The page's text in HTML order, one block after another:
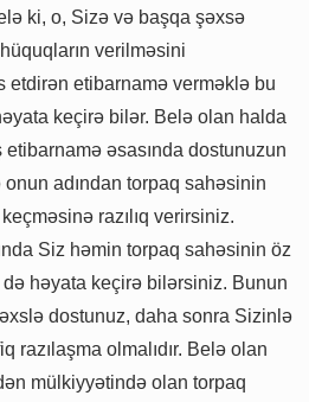
ki, o, Sizə və başqa şəxsə
verilməsini
etdirən etibarnamə verməklə bu
keçirə bilər. Belə olan halda
əsasında dostunuzun
onun adından torpaq sahəsinin
razılıq verirsiniz.
Siz həmin torpaq sahəsinin öz
həyata keçirə bilərsiniz. Bunun
dostunuz, daha sonra Sizinlə
razılaşma olmalıdır. Belə olan
mülkiyyətində olan torpaq